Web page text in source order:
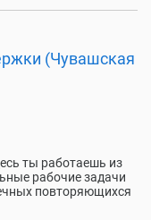
(Чувашская
ты работаешь из
рабочие задачи
повторяющихся